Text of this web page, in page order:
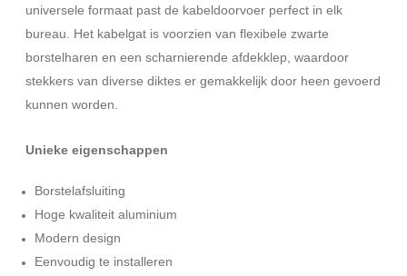
universele formaat past de kabeldoorvoer perfect in elk
bureau. Het kabelgat is voorzien van flexibele zwarte
borstelharen en een scharnierende afdekklep, waardoor
stekkers van diverse diktes er gemakkelijk door heen gevoerd
kunnen worden.
Unieke eigenschappen
Borstelafsluiting
Hoge kwaliteit aluminium
Modern design
Eenvoudig te installeren